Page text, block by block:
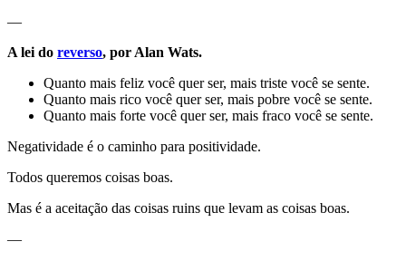
—
A lei do reverso, por Alan Wats.
Quanto mais feliz você quer ser, mais triste você se sente.
Quanto mais rico você quer ser, mais pobre você se sente.
Quanto mais forte você quer ser, mais fraco você se sente.
Negatividade é o caminho para positividade.
Todos queremos coisas boas.
Mas é a aceitação das coisas ruins que levam as coisas boas.
—